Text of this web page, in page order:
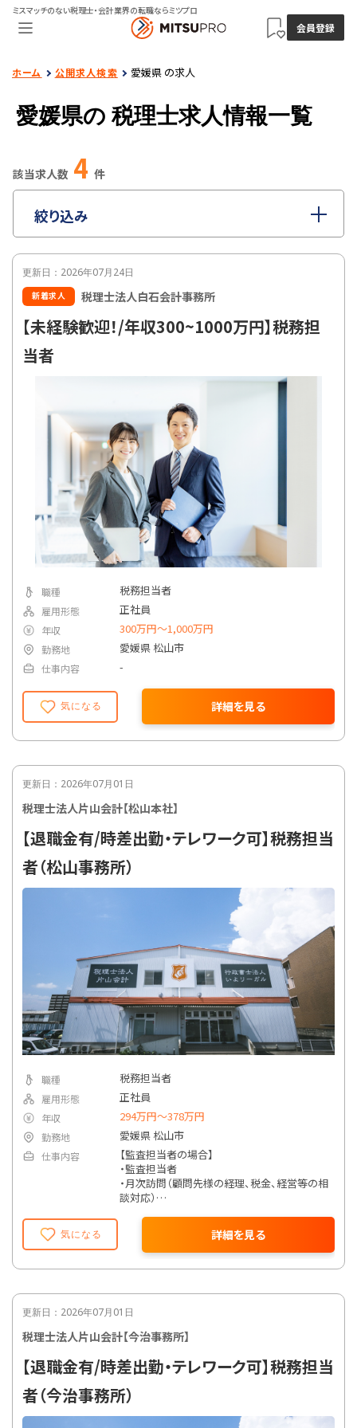
ミスマッチのない税理士・会計業界の転職ならミツプロ
会員登録
ホーム 公開求人検索 愛媛県 の求人
愛媛県の 税理士求人情報一覧
更新日：2026年07月24日
新着求人 税理士法人白石会計事務所
【未経験歓迎！/年収300~1000万円】税務担
当者
気になる 詳細を見る
職種 税務担当者
雇用形態 正社員
年収 300万円〜1,000万円
勤務地 愛媛県 松山市
仕事内容 -
更新日：2026年07月01日
税理士法人片山会計【松山本社】
【退職金有/時差出勤・テレワーク可】税務担当
者（松山事務所）
気になる 詳細を見る
職種 税務担当者
雇用形態 正社員
年収 294万円〜378万円
勤務地 愛媛県 松山市
仕事内容
【監査担当者の場合】
・監査担当者
・月次訪問（顧問先様の経理、税金、経営等の相
談対応）
・法人決算申告書の作成
【相続担当者の場合】
・相続税、贈与税申告業務及び生前対策
更新日：2026年07月01日
税理士法人片山会計【今治事務所】
【退職金有/時差出勤・テレワーク可】税務担当
者（今治事務所）
該当求人数 4 件
絞り込み
職種 指定なし
雇用形態
年収
勤務地 指定なし